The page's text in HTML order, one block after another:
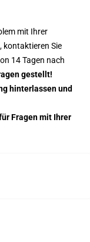
mit Ihrer
kontaktieren Sie
14 Tagen nach
gestellt!
hinterlassen und
Fragen mit Ihrer